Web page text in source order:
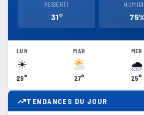
RESSENTI
31°
LUN
☀
29°
MAR
27°
MER
🌧
25°
TENDANCES DU JOUR